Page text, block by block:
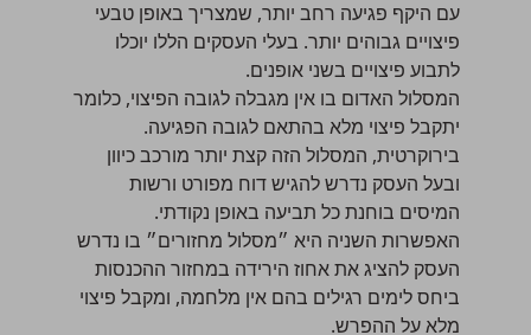
עם היקף פגיעה רחב יותר, שמצריך באופן טבעי
פיצויים גבוהים יותר. בעלי העסקים הללו יוכלו
לתבוע פיצויים בשני אופנים.
המסלול האדום בו אין מגבלה לגובה הפיצוי, כלומר
יתקבל פיצוי מלא בהתאם לגובה הפגיעה.
בירוקרטית, המסלול הזה קצת יותר מורכב כיוון
ובעל העסק נדרש להגיש דוח מפורט ורשות
המיסים בוחנת כל תביעה באופן נקודתי.
האפשרות השניה היא ״מסלול מחזורים״ בו נדרש
העסק להציג את אחוז הירידה במחזור ההכנסות
ביחס לימים רגילים בהם אין מלחמה, ומקבל פיצוי
מלא על ההפרש.